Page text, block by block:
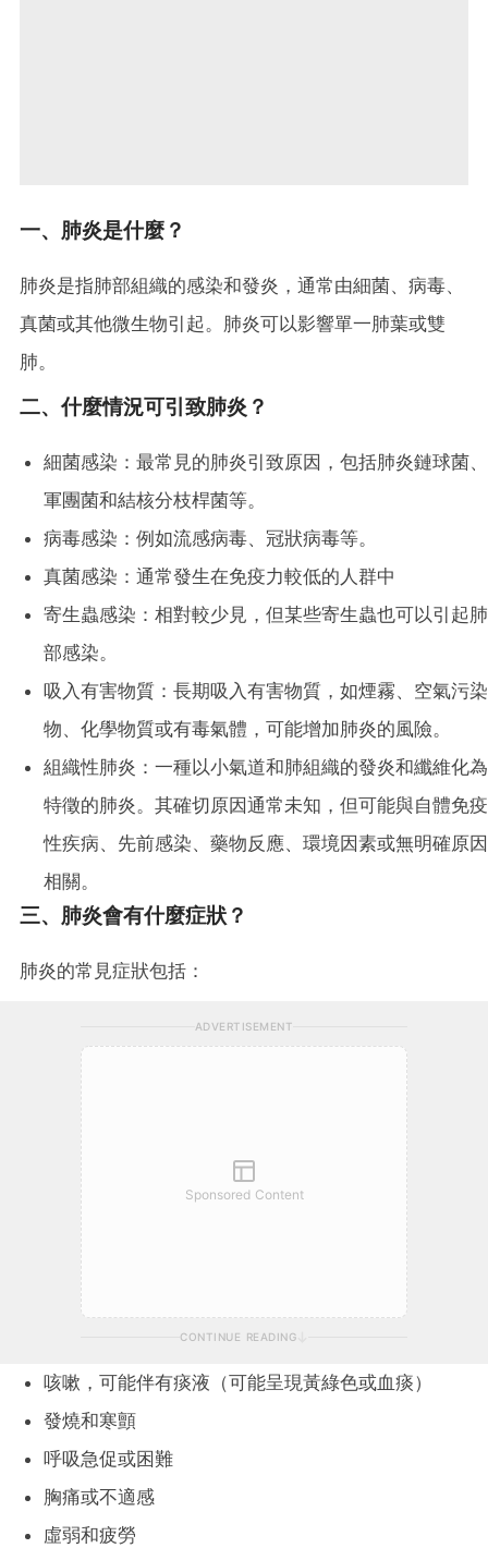
一、肺炎是什麼？
肺炎是指肺部組織的感染和發炎，通常由細菌、病毒、
真菌或其他微生物引起。肺炎可以影響單一肺葉或雙
肺。
二、什麼情況可引致肺炎？
細菌感染：最常見的肺炎引致原因，包括肺炎鏈球菌、
軍團菌和結核分枝桿菌等。
病毒感染：例如流感病毒、冠狀病毒等。
真菌感染：通常發生在免疫力較低的人群中
寄生蟲感染：相對較少見，但某些寄生蟲也可以引起肺
部感染。
吸入有害物質：長期吸入有害物質，如煙霧、空氣污染
物、化學物質或有毒氣體，可能增加肺炎的風險。
組織性肺炎：一種以小氣道和肺組織的發炎和纖維化為
特徵的肺炎。其確切原因通常未知，但可能與自體免疫
性疾病、先前感染、藥物反應、環境因素或無明確原因
相關。
三、肺炎會有什麼症狀？
肺炎的常見症狀包括：
ADVERTISEMENT
Sponsored Content
CONTINUE READING
咳嗽，可能伴有痰液（可能呈現黃綠色或血痰）
發燒和寒顫
呼吸急促或困難
胸痛或不適感
虛弱和疲勞